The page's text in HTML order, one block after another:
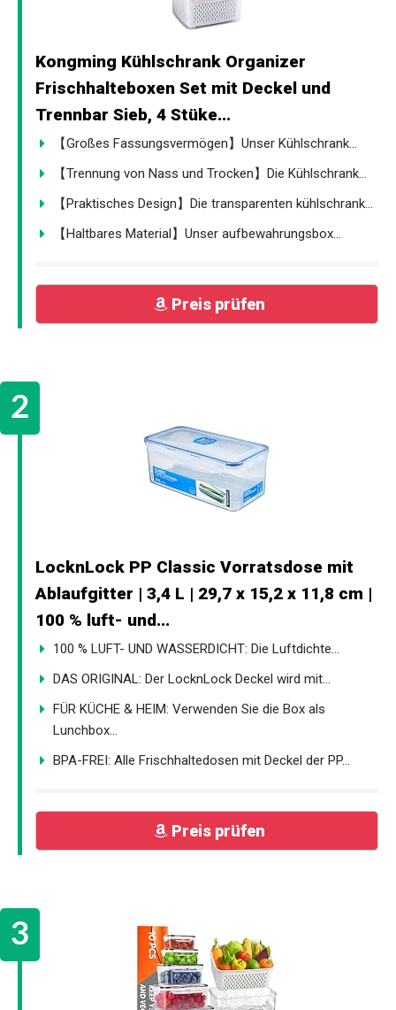
Kongming Kühlschrank Organizer
Frischhalteboxen Set mit Deckel und
Trennbar Sieb, 4 Stüke...
【Großes Fassungsvermögen】Unser Kühlschrank...
【Trennung von Nass und Trocken】Die Kühlschrank...
【Praktisches Design】Die transparenten kühlschrank...
【Haltbares Material】Unser aufbewahrungsbox...
Preis prüfen
LocknLock PP Classic Vorratsdose mit
Ablaufgitter | 3,4 L | 29,7 x 15,2 x 11,8 cm |
100 % luft- und...
100 % LUFT- UND WASSERDICHT: Die Luftdichte...
DAS ORIGINAL: Der LocknLock Deckel wird mit...
FÜR KÜCHE & HEIM: Verwenden Sie die Box als
Lunchbox...
BPA-FREI: Alle Frischhaltedosen mit Deckel der PP...
Preis prüfen